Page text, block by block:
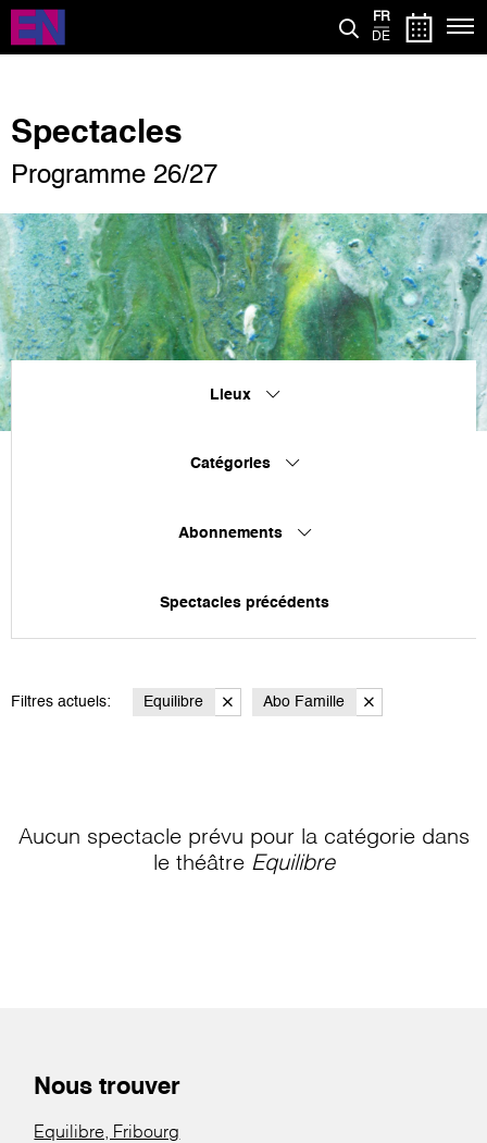
Aller
contenu
FR
DE
Spectacles
Programme 26/27
Lieux
Catégories
Abonnements
Spectacles précédents
Filtres actuels: Equilibre Abo Famille
Aucun spectacle prévu pour la catégorie dans
le théâtre Equilibre
Nous trouver
Equilibre, Fribourg